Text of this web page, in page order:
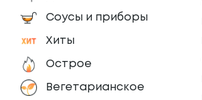
Соусы и приборы
Хиты
Острое
Вегетарианское